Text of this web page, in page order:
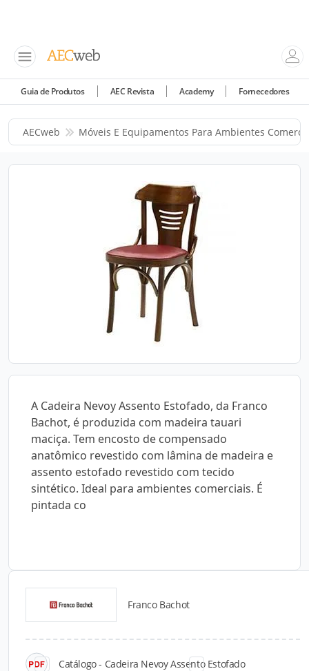
Guia de Produtos AEC Revista Academy Fornecedores
AECweb Móveis E Equipamentos Para Ambientes
A Cadeira Nevoy Assento Estofado, da Franco
Bachot, é produzida com madeira tauari
maciça. Tem encosto de compensado
anatômico revestido com lâmina de madeira e
assento estofado revestido com tecido
sintético. Ideal para ambientes comerciais. É
pintada co
Franco Bachot
Catálogo - Cadeira Nevoy Assento Estofado
Catálogos para Download